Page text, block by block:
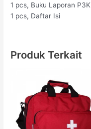
1 pcs, Buku Laporan P3K
1 pcs, Daftar Isi
Produk Terkait